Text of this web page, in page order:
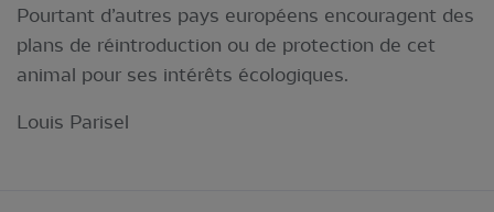
Pourtant d’autres pays européens encouragent des
plans de réintroduction ou de protection de cet
animal pour ses intérêts écologiques.
Louis Parisel